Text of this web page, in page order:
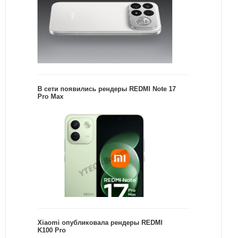
В сети появились рендеры REDMI Note 17
Pro Max
Xiaomi опубликовала рендеры REDMI
K100 Pro